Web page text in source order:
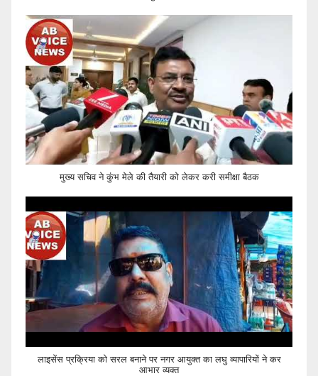
मुख्य सचिव ने कुंभ मेले की तैयारी को लेकर करी समीक्षा बैठक
लाइसेंस प्रक्रिया को सरल बनाने पर नगर आयुक्त का लघु व्यापारियों ने कर
आभार व्यक्त